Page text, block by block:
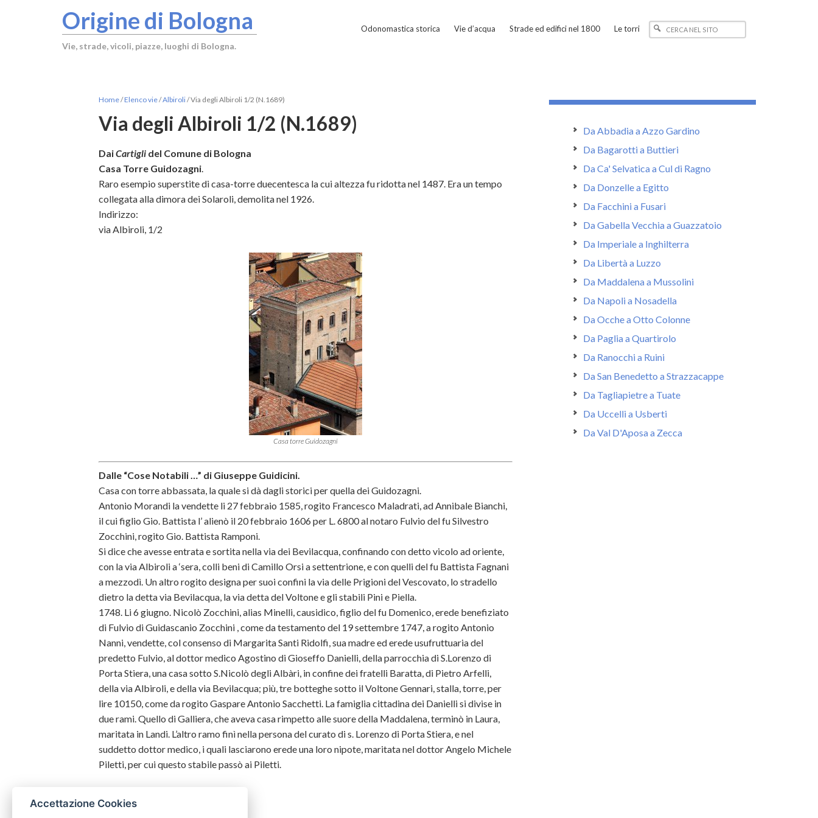
Origine di Bologna
Vie, strade, vicoli, piazze, luoghi di Bologna.
Odonomastica storica Vie d’acqua Strade ed edifici nel 1800 Le torri
Home/Elenco vie/Albiroli/Via degli Albiroli 1/2 (N.1689)
Via degli Albiroli 1/2 (N.1689)
DaiCartigli del Comune di Bologna
Casa Torre Guidozagni.
Raro esempio superstite di casa-torre duecentesca la cui altezza fu ridotta nel 1487. Era un tempo
collegata alla dimora dei Solaroli, demolita nel 1926.
Indirizzo:
via Albiroli, 1/2
Casa torre Guidozagni
Dalle “Cose Notabili …” di Giuseppe Guidicini.
Casa con torre abbassata, la quale si dà dagli storici per quella dei Guidozagni.
Antonio Morandi la vendette li 27 febbraio 1585, rogito Francesco Maladrati, ad Annibale Bianchi,
il cui figlio Gio. Battista l’ alienò il 20 febbraio 1606 per L. 6800 al notaro Fulvio del fu Silvestro
Zocchini, rogito Gio. Battista Ramponi.
Si dice che avesse entrata e sortita nella via dei Bevilacqua, confinando con detto vicolo ad oriente,
con la via Albiroli a ‘sera, colli beni di Camillo Orsi a settentrione, e con quelli del fu Battista Fagnani
a mezzodì. Un altro rogito designa per suoi confini la via delle Prigioni del Vescovato, lo stradello
dietro la detta via Bevilacqua, la via detta del Voltone e gli stabili Pini e Piella.
1748. Li 6 giugno. Nicolò Zocchini, alias Minelli, causidico, figlio del fu Domenico, erede benefiziato
di Fulvio di Guidascanio Zocchini , come da testamento del 19 settembre 1747, a rogito Antonio
Nanni, vendette, col consenso di Margarita Santi Ridolfi, sua madre ed erede usufruttuaria del
predetto Fulvio, al dottor medico Agostino di Gioseffo Danielli, della parrocchia di S.Lorenzo di
Porta Stiera, una casa sotto S.Nicolò degli Albàri, in confine dei fratelli Baratta, di Pietro Arfelli,
della via Albiroli, e della via Bevilacqua; più, tre botteghe sotto il Voltone Gennari, stalla, torre, per
lire 10150, come da rogito Gaspare Antonio Sacchetti. La famiglia cittadina dei Danielli si divise in
due rami. Quello di Galliera, che aveva casa rimpetto alle suore della Maddalena, terminò in Laura,
maritata in Landi. L’altro ramo finì nella persona del curato di s. Lorenzo di Porta Stiera, e nel
suddetto dottor medico, i quali lasciarono erede una loro nipote, maritata nel dottor Angelo Michele
Piletti, per cui questo stabile passò ai Piletti.
Da Abbadia a Azzo Gardino
Da Bagarotti a Buttieri
Da Ca' Selvatica a Cul di Ragno
Da Donzelle a Egitto
Da Facchini a Fusari
Da Gabella Vecchia a Guazzatoio
Da Imperiale a Inghilterra
Da Libertà a Luzzo
Da Maddalena a Mussolini
Da Napoli a Nosadella
Da Ocche a Otto Colonne
Da Paglia a Quartirolo
Da Ranocchi a Ruini
Da San Benedetto a Strazzacappe
Da Tagliapietre a Tuate
Da Uccelli a Usberti
Da Val D'Aposa a Zecca
Accettazione Cookies